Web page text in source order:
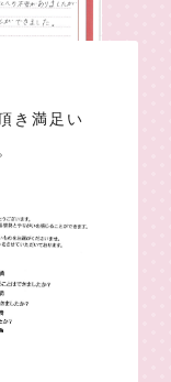
き満足い